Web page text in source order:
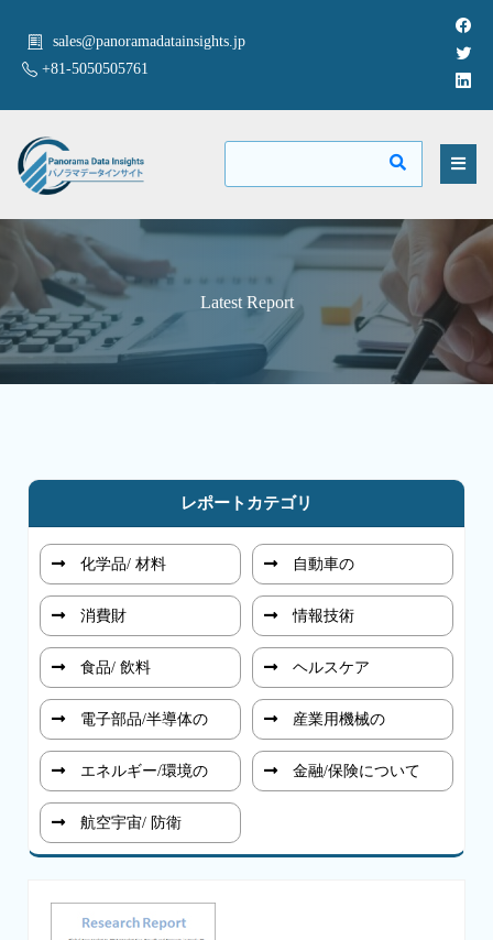
sales@panoramadatainsights.jp
+81-5050505761
Latest Report
レポートカテゴリ
化学品/ 材料 自動車の
消費財 情報技術
食品/ 飲料 ヘルスケア
電子部品/半導体の 産業用機械の
エネルギー/環境の 金融/保険について
航空宇宙/ 防衛